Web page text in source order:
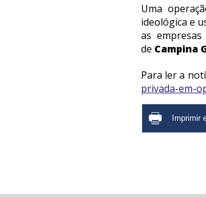
Uma
ideológica e
as
de Campina
Para ler a
privada-em-